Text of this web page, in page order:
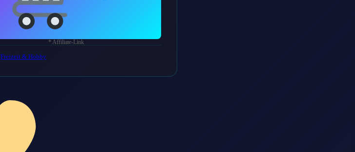
* Affiliate-Link
Freizeit & Hobby